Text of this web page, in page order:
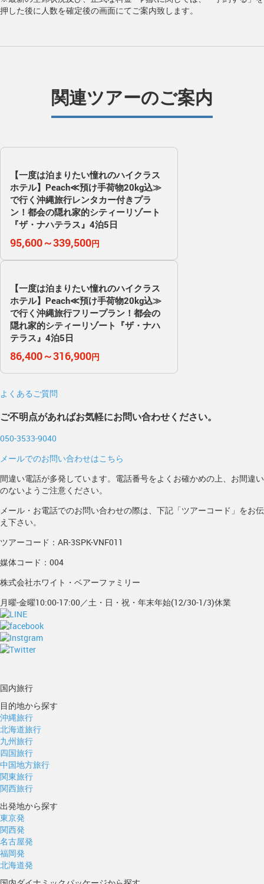
押した後に人数を確定後の画面にてご案内致します。
関連ツアーのご案内
【一度は泊まりたい憧れのハイクラス
ホテル】Peach≪預け手荷物20kg込≫
で行く沖縄旅行レンタカー付きプラ
ン！都会の隠れ家的シティーリゾート
『ザ・ナハテラス』4泊5日
95,600～339,500円
【一度は泊まりたい憧れのハイクラス
ホテル】Peach≪預け手荷物20kg込≫
で行く沖縄旅行フリープラン！都会の
隠れ家的シティーリゾート『ザ・ナハ
テラス』4泊5日
86,400～316,900円
よくあるご質問
ご不明点があればお気軽にお問い合わせください。
050-3533-9040
メールでのお問い合わせはこちら
間違い電話が多発しています。電話番号をよくお確かめの上、お間違い
のないようご注意ください。
メール・お電話でのお問い合わせの際は、下記「ツアーコード」をお伝
え下さい。
ツアーコード：AR-3SPK-VNF011
媒体コード：004
株式会社ホワイト・ベアーファミリー
月曜-金曜10:00-17:00／土・日・祝・年末年始(12/30-1/3)休業
国内旅行
目的地から探す
沖縄旅行
北海道旅行
九州旅行
四国旅行
中国地方旅行
関東旅行
関西旅行
出発地から探す
東京発
関西発
名古屋発
福岡発
北海道発